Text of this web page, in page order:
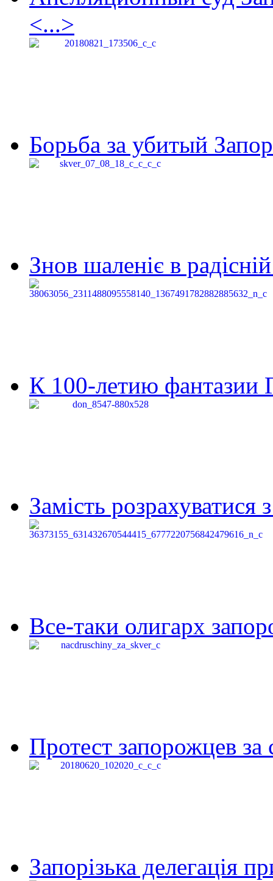
<...>
Борьба за убитый
Знов шаленіє в
К 100-летию фантазии
Замість
Все-таки олигарх
Протест запорожцев за
Запорізька делегація